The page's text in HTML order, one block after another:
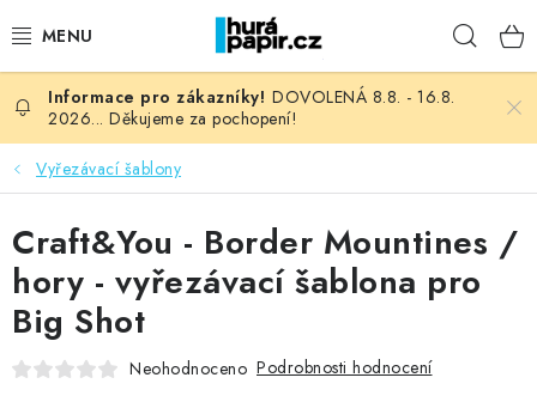
na
NOVINKY
HURÁ DÍLNA
VŠECHNO ZBOŽÍ
KNIHAŘSKÝ MATERIÁL
DOVOLENÁ 8.8. - 16.8.
2026... Děkujeme za pochopení!
Vyřezávací šablony
Craft&You - Border Mountines /
hory - vyřezávací šablona pro
Big Shot
Neohodnoceno Podrobnosti hodnocení